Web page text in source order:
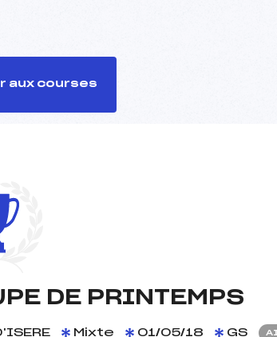
aux courses
DE PRINTEMPS
Mixte 01/05/18 GS